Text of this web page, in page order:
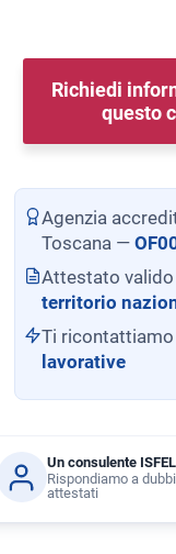
Richiedi
questo
Agenzia
Toscana —
Attestato
territorio
Ti
lavorative
Un consulente
Rispondiamo a
attestati